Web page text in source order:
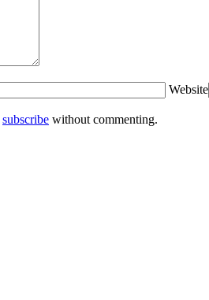
Website
subscribe without commenting.